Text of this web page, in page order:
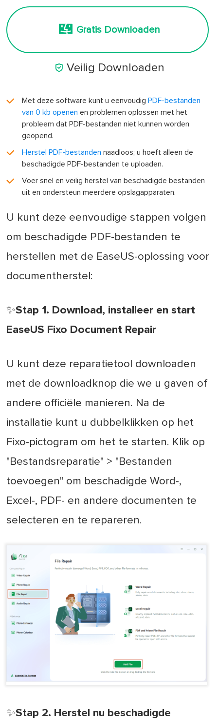
Gratis Downloaden
 Veilig Downloaden
Met deze software kunt u eenvoudig PDF-bestanden
van 0 kb openen en problemen oplossen met het
probleem dat PDF-bestanden niet kunnen worden
geopend.
Herstel PDF-bestanden naadloos; u hoeft alleen de
beschadigde PDF-bestanden te uploaden.
Voer snel en veilig herstel van beschadigde bestanden
uit en ondersteun meerdere opslagapparaten.
U kunt deze eenvoudige stappen volgen
om beschadigde PDF-bestanden te
herstellen met de EaseUS-oplossing voor
documentherstel:
✨Stap 1. Download, installeer en start
EaseUS Fixo Document Repair
U kunt deze reparatietool downloaden
met de downloadknop die we u gaven of
andere officiële manieren. Na de
installatie kunt u dubbelklikken op het
Fixo-pictogram om het te starten. Klik op
"Bestandsreparatie" > "Bestanden
toevoegen" om beschadigde Word-,
Excel-, PDF- en andere documenten te
selecteren en te repareren.
✨Stap 2. Herstel nu beschadigde